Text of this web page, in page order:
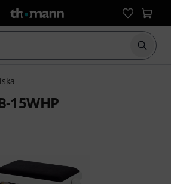
15WHP
5 gwiazdek z 76 ocen klientów